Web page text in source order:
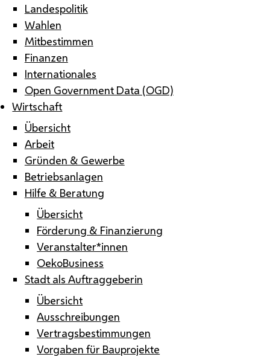
Landespolitik
Wahlen
Mitbestimmen
Finanzen
Internationales
Open Government Data (OGD)
Wirtschaft
Übersicht
Arbeit
Gründen & Gewerbe
Betriebsanlagen
Hilfe & Beratung
Übersicht
Förderung & Finanzierung
Veranstalter*innen
OekoBusiness
Stadt als Auftraggeberin
Übersicht
Ausschreibungen
Vertragsbestimmungen
Vorgaben für Bauprojekte